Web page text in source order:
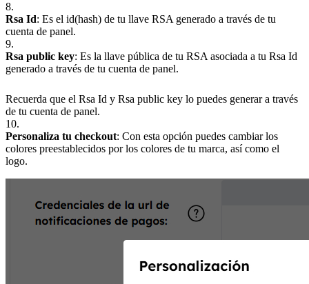
8.
Rsa Id: Es el id(hash) de tu llave RSA generado a través de tu
cuenta de panel.
9.
Rsa public key: Es la llave pública de tu RSA asociada a tu Rsa Id
generado a través de tu cuenta de panel.
Recuerda que el Rsa Id y Rsa public key lo puedes generar a través
de tu cuenta de panel.
10.
Personaliza tu checkout: Con esta opción puedes cambiar los
colores preestablecidos por los colores de tu marca, así como el
logo.